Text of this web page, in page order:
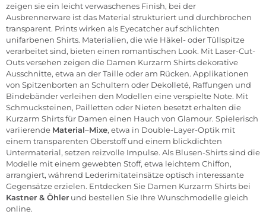
zeigen sie ein leicht verwaschenes Finish, bei der
Ausbrennerware ist das Material strukturiert und durchbrochen
transparent. Prints wirken als Eyecatcher auf schlichten
unifarbenen Shirts. Materialien, die wie Häkel- oder Tüllspitze
verarbeitet sind, bieten einen romantischen Look. Mit Laser-Cut-
Outs versehen zeigen die Damen Kurzarm Shirts dekorative
Ausschnitte, etwa an der Taille oder am Rücken. Applikationen
von Spitzenborten an Schultern oder Dekolleté, Raffungen und
Bindebänder verleihen den Modellen eine verspielte Note. Mit
Schmucksteinen, Pailletten oder Nieten besetzt erhalten die
Kurzarm Shirts für Damen einen Hauch von Glamour. Spielerisch
variierende Material–Mixe, etwa in Double-Layer-Optik mit
einem transparenten Oberstoff und einem blickdichten
Untermaterial, setzen reizvolle Impulse. Als Blusen-Shirts sind die
Modelle mit einem gewebten Stoff, etwa leichtem Chiffon,
arrangiert, während Lederimitateinsätze optisch interessante
Gegensätze erzielen. Entdecken Sie Damen Kurzarm Shirts bei
Kastner & Öhler und bestellen Sie Ihre Wunschmodelle gleich
online.